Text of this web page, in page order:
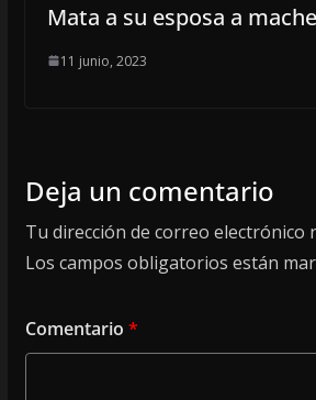
Mata a su esposa a
11 junio, 2023
Deja un comentario
Tu dirección de correo electrónico
Los campos obligatorios están
Comentario *